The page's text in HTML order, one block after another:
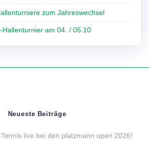
zum Jahreswechsel
Hallenturnier am 04. / 05.10
Neueste Beiträge
live bei den platzmann open 2026!